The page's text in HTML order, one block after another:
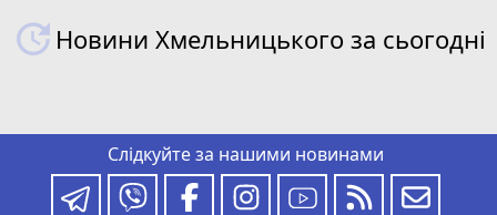
Новини Хмельницького за сьогодні
Слідкуйте за нашими новинами